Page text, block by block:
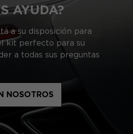
AYUDA?
a su disposición para
kit perfecto para su
a todas sus preguntas
NOSOTROS